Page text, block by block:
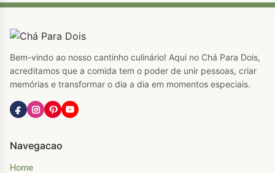
Bem-vindo ao nosso cantinho culinário! Aqui no Chá Para Dois,
acreditamos que a comida tem o poder de unir pessoas, criar
memórias e transformar o dia a dia em momentos especiais.
Navegacao
Home